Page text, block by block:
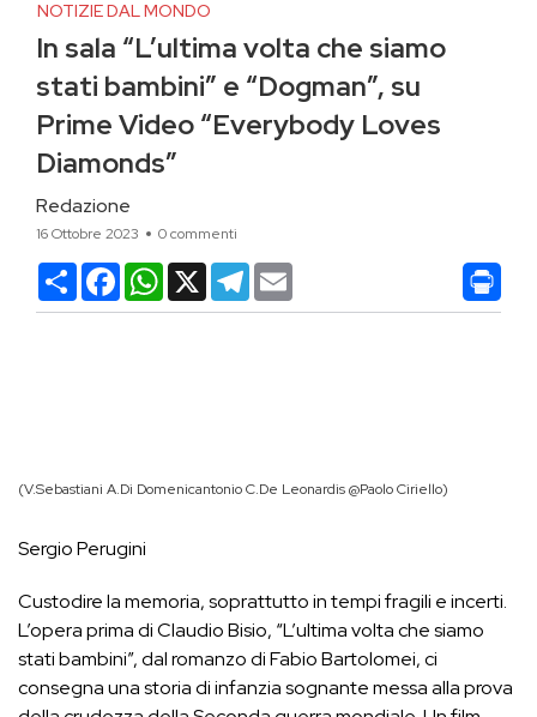
NOTIZIE DAL MONDO
In sala “L’ultima volta che siamo
stati bambini” e “Dogman”, su
Prime Video “Everybody Loves
Diamonds”
Redazione
16 Ottobre 2023 0 commenti
CondividiFacebookWhatsApp
X Telegram
(V.Sebastiani A.Di Domenicantonio C.De Leonardis @Paolo Ciriello)
Sergio Perugini
Custodire la memoria, soprattutto in tempi fragili e incerti.
L’opera prima di Claudio Bisio, “L’ultima volta che siamo
stati bambini”, dal romanzo di Fabio Bartolomei, ci
consegna una storia di infanzia sognante messa alla prova